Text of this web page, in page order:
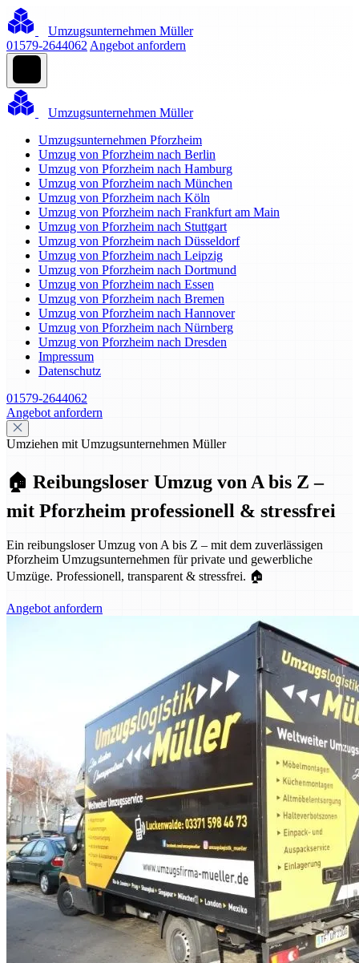
Umzugsunternehmen Müller
01579-2644062 Angebot anfordern
Umzugsunternehmen Müller
Umzugsunternehmen Pforzheim
Umzug von Pforzheim nach Berlin
Umzug von Pforzheim nach Hamburg
Umzug von Pforzheim nach München
Umzug von Pforzheim nach Köln
Umzug von Pforzheim nach Frankfurt am Main
Umzug von Pforzheim nach Stuttgart
Umzug von Pforzheim nach Düsseldorf
Umzug von Pforzheim nach Leipzig
Umzug von Pforzheim nach Dortmund
Umzug von Pforzheim nach Essen
Umzug von Pforzheim nach Bremen
Umzug von Pforzheim nach Hannover
Umzug von Pforzheim nach Nürnberg
Umzug von Pforzheim nach Dresden
Impressum
Datenschutz
01579-2644062
Angebot anfordern
Umziehen mit Umzugsunternehmen Müller
🏠 Reibungsloser Umzug von A bis Z –
mit Pforzheim professionell & stressfrei
Ein reibungsloser Umzug von A bis Z – mit dem zuverlässigen
Pforzheim Umzugsunternehmen für private und gewerbliche
Umzüge. Professionell, transparent & stressfrei. 🏠
Angebot anfordern